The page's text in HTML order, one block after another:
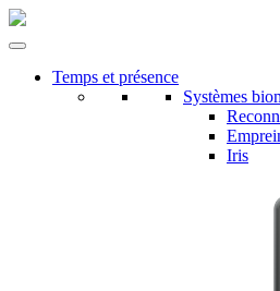
Temps et présence
Systèmes
Iris